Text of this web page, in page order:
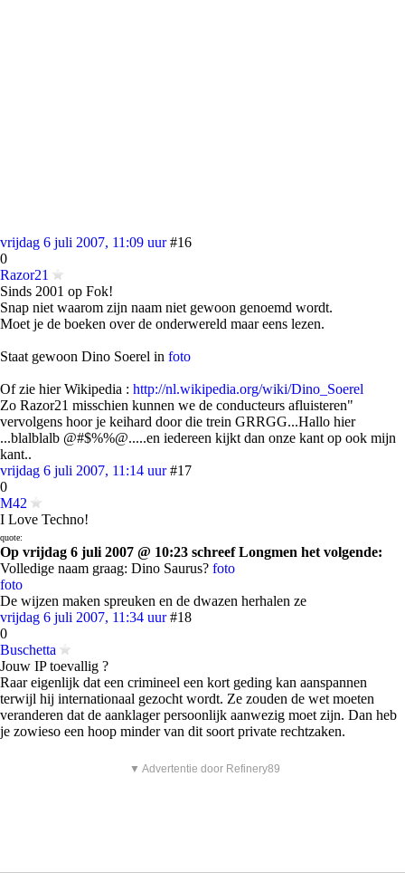
vrijdag 6 juli 2007, 11:09 uur #16
0
Razor21
Sinds 2001 op Fok!
Snap niet waarom zijn naam niet gewoon genoemd wordt.
Moet je de boeken over de onderwereld maar eens lezen.
Staat gewoon Dino Soerel in foto
Of zie hier Wikipedia : http://nl.wikipedia.org/wiki/Dino_Soerel
Zo Razor21 misschien kunnen we de conducteurs afluisteren"
vervolgens hoor je keihard door die trein GRRGG...Hallo hier
...blalblalb @#$%%@.....en iedereen kijkt dan onze kant op ook mijn
kant..
vrijdag 6 juli 2007, 11:14 uur #17
0
M42
I Love Techno!
quote:
Op vrijdag 6 juli 2007 @ 10:23 schreef Longmen het volgende:
Volledige naam graag: Dino Saurus? foto
foto
De wijzen maken spreuken en de dwazen herhalen ze
vrijdag 6 juli 2007, 11:34 uur #18
0
Buschetta
Jouw IP toevallig ?
Raar eigenlijk dat een crimineel een kort geding kan aanspannen
terwijl hij internationaal gezocht wordt. Ze zouden de wet moeten
veranderen dat de aanklager persoonlijk aanwezig moet zijn. Dan heb
je zowieso een hoop minder van dit soort private rechtzaken.
▼ Advertentie door Refinery89